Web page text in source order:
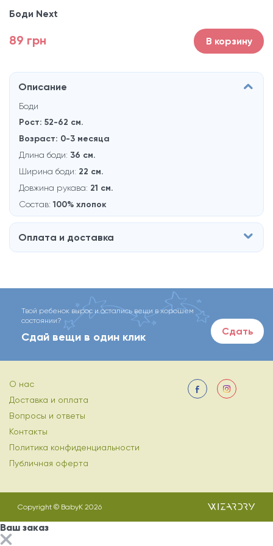
Боди Next
89 грн В корзину
Описание
Боди
Рост: 52-62 см.
Возраст: 0-3 месяца
Длина боди: 36 см.
Ширина боди: 22 см.
Довжина рукава: 21 см.
Состав:100% хлопок
Оплата и доставка
Твой ребенок вырос и остались вещи в хорошем
состоянии?
Сдай вещи в один клик Сдать
О нас
Доставка и оплата
Вопросы и ответы
Контакты
Политика конфиденциальности
Публичная оферта
Copyright © BabyK 2026
Ваш заказ